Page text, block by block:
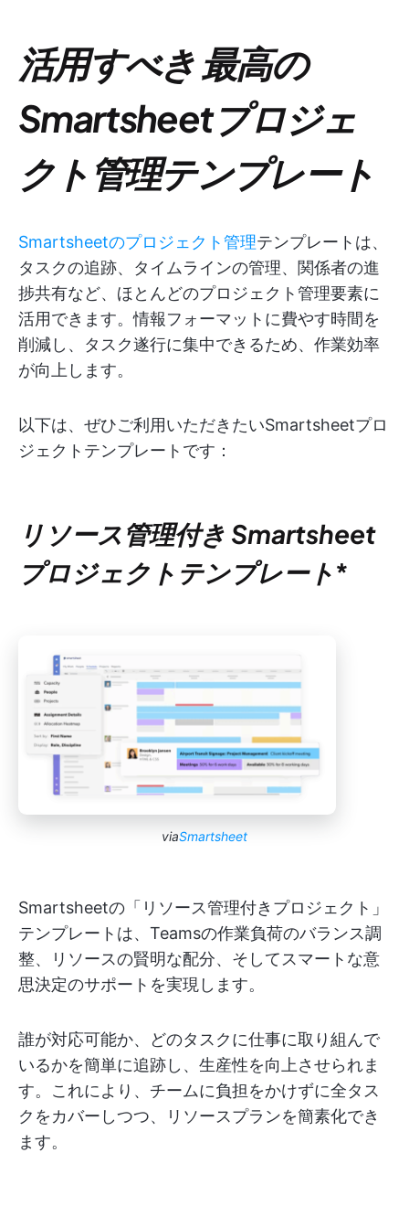
活用すべき最高の
Smartsheetプロジェ
クト管理テンプレート
Smartsheetのプロジェクト管理テンプレートは、
タスクの追跡、タイムラインの管理、関係者の進
捗共有など、ほとんどのプロジェクト管理要素に
活用できます。情報フォーマットに費やす時間を
削減し、タスク遂行に集中できるため、作業効率
が向上します。
以下は、ぜひご利用いただきたいSmartsheetプロ
ジェクトテンプレートです：
リソース管理付き Smartsheet
プロジェクトテンプレート*
viaSmartsheet
Smartsheetの「リソース管理付きプロジェクト」
テンプレートは、Teamsの作業負荷のバランス調
整、リソースの賢明な配分、そしてスマートな意
思決定のサポートを実現します。
誰が対応可能か、どのタスクに仕事に取り組んで
いるかを簡単に追跡し、生産性を向上させられま
す。これにより、チームに負担をかけずに全タス
クをカバーしつつ、リソースプランを簡素化でき
ます。